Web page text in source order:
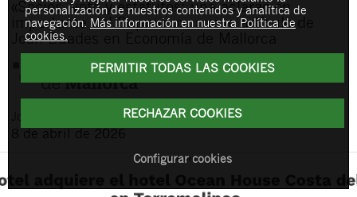
«Socios, voto y estatutos: una aclaración
importante del Supremo», nuevo artículo de
Joan Buades en Economía de Mallorca
8 de abril de 2026
personalización de nuestros contenidos y analítica de
navegación. Más información en nuestra Política de
cookies.
PERMITIR TODAS LAS COOKIES
RECHAZAR COOKIES
Configurar cookies